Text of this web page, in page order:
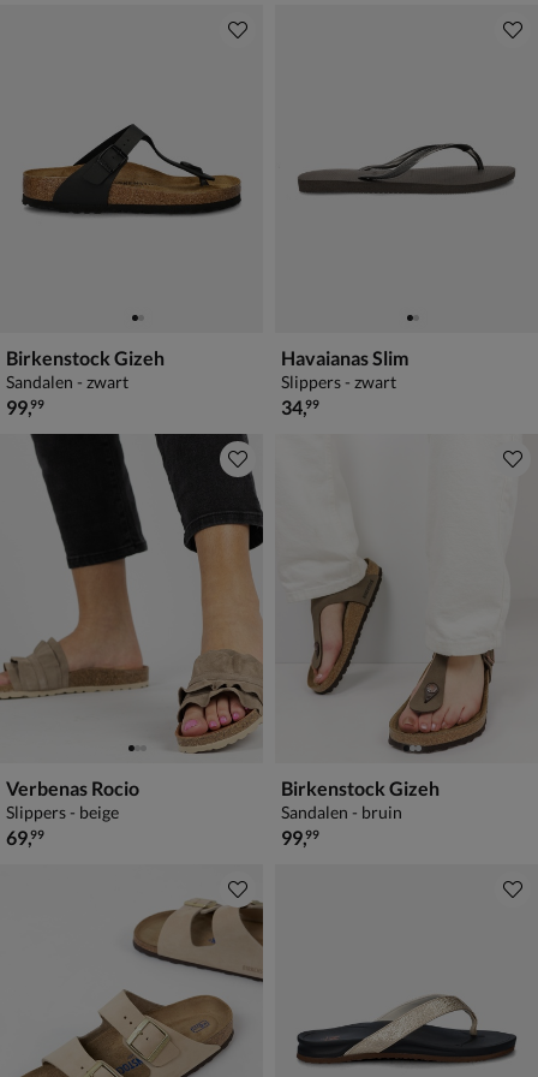
Birkenstock Gizeh
Sandalen - zwart
€ 99,99
99,99
Havaianas Slim
Slippers - zwart
€ 34,99
34,99
Verbenas Rocio
Slippers - beige
€ 69,99
69,99
Birkenstock Gizeh
Sandalen - bruin
€ 99,99
99,99